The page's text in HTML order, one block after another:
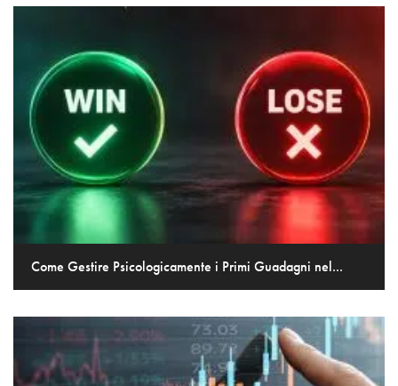
Come Gestire Psicologicamente i Primi Guadagni nel...